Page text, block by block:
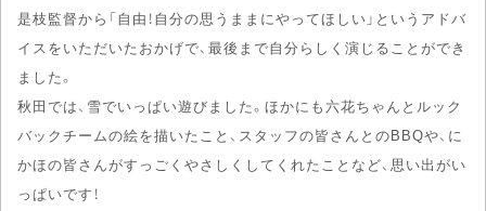
是枝監督から「自由！自分の思うままにやってほしい」というアドバ
イスをいただいたおかげで、最後まで自分らしく演じることができ
ました。
秋田では、雪でいっぱい遊びました。ほかにも六花ちゃんとルック
バックチームの絵を描いたこと、スタッフの皆さんとのBBQや、に
かほの皆さんがすっごくやさしくしてくれたことなど、思い出がい
っぱいです！